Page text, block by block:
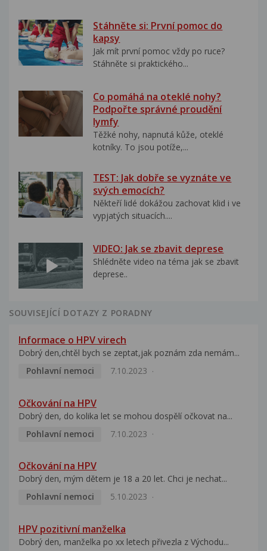
Stáhněte si: První pomoc do
kapsy
Jak mít první pomoc vždy po ruce?
Stáhněte si praktického...
Co pomáhá na oteklé nohy?
Podpořte správné proudění
lymfy
Těžké nohy, napnutá kůže, oteklé
kotníky. To jsou potíže,...
TEST: Jak dobře se vyznáte ve
svých emocích?
Někteří lidé dokážou zachovat klid i ve
vypjatých situacích....
VIDEO: Jak se zbavit deprese
Shlédněte video na téma jak se zbavit
deprese..
SOUVISEJÍCÍ DOTAZY Z PORADNY
Informace o HPV virech
Dobrý den,chtěl bych se zeptat,jak poznám zda nemám...
Pohlavní nemoci
7.10.2023
Očkování na HPV
Dobrý den, do kolika let se mohou dospělí očkovat na...
Pohlavní nemoci
7.10.2023
Očkování na HPV
Dobrý den, mým dětem je 18 a 20 let. Chci je nechat...
Pohlavní nemoci
5.10.2023
HPV pozitivní manželka
Dobrý den, manželka po xx letech přivezla z Východu...